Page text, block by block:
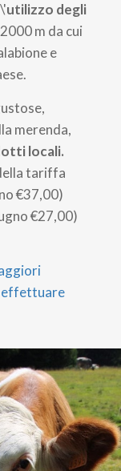
utilizzo degli
m da cui
e
merenda,
locali.
tariffa
€37,00)
€27,00)
effettuare